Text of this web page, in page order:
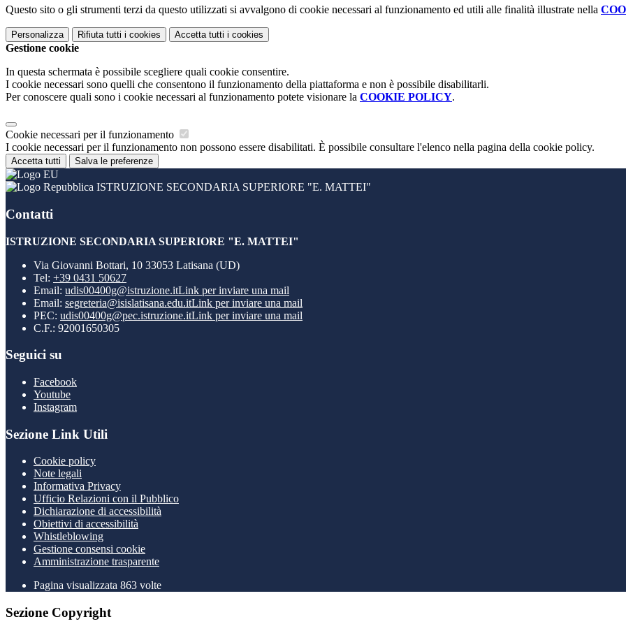
Questo sito o gli strumenti terzi da questo utilizzati si avvalgono di cookie necessari al funzionamento ed utili alle finalità illustrate nella
Personalizza Rifiuta tutti i cookies Accetta tutti i cookies
Gestione cookie
In questa schermata è possibile scegliere quali cookie consentire.
I cookie necessari sono quelli che consentono il funzionamento della piattaforma e non è possibile disabilitarli.
Per conoscere quali sono i cookie necessari al funzionamento potete visionare la COOKIE POLICY.
Cookie necessari per il funzionamento
I cookie necessari per il funzionamento non possono essere disabilitati. È possibile consultare l'elenco nella pagina della cookie policy.
Accetta tutti Salva le preferenze
ISTRUZIONE SECONDARIA SUPERIORE "E. MATTEI"
Contatti
ISTRUZIONE SECONDARIA SUPERIORE "E. MATTEI"
Via Giovanni Bottari, 10 33053 Latisana (UD)
Tel: +39 0431 50627
Email: udis00400g@istruzione.itLink per inviare una mail
Email: segreteria@isislatisana.edu.itLink per inviare una mail
PEC: udis00400g@pec.istruzione.itLink per inviare una mail
C.F.: 92001650305
Seguici su
Facebook
Youtube
Instagram
Sezione Link Utili
Cookie policy
Note legali
Informativa Privacy
Ufficio Relazioni con il Pubblico
Dichiarazione di accessibilità
Obiettivi di accessibilità
Whistleblowing
Gestione consensi cookie
Amministrazione trasparente
Pagina visualizzata 863 volte
Sezione Copyright